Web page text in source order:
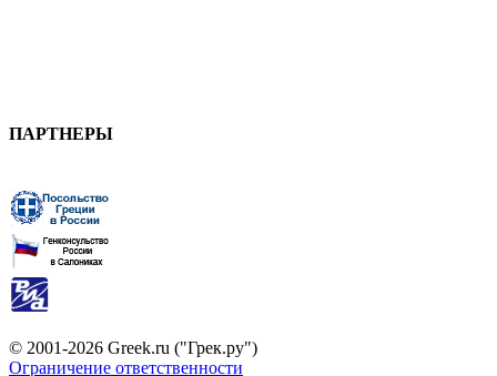
ПАРТНЕРЫ
© 2001-2026 Greek.ru ("Грек.ру")
Ограничение ответственности